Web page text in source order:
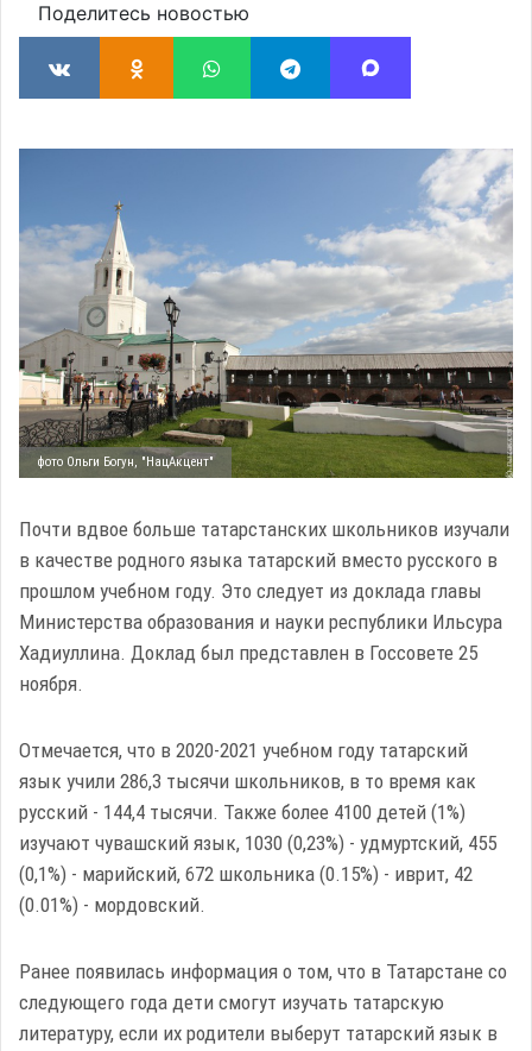
Поделитесь новостью
фото Ольги Богун, "НацАкцент"
Почти вдвое больше татарстанских школьников изучали
в качестве родного языка татарский вместо русского в
прошлом учебном году. Это следует из доклада главы
Министерства образования и науки республики Ильсура
Хадиуллина. Доклад был представлен в Госсовете 25
ноября.
Отмечается, что в 2020-2021 учебном году татарский
язык учили 286,3 тысячи школьников, в то время как
русский - 144,4 тысячи. Также более 4100 детей (1%)
изучают чувашский язык, 1030 (0,23%) - удмуртский, 455
(0,1%) - марийский, 672 школьника (0.15%) - иврит, 42
(0.01%) - мордовский.
Ранее появилась информация о том, что в Татарстане со
следующего года дети смогут изучать татарскую
литературу, если их родители выберут татарский язык в